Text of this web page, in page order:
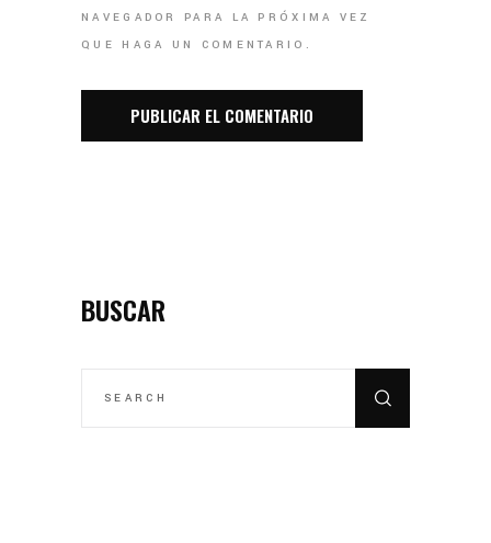
NAVEGADOR PARA LA PRÓXIMA VEZ
QUE HAGA UN COMENTARIO.
BUSCAR